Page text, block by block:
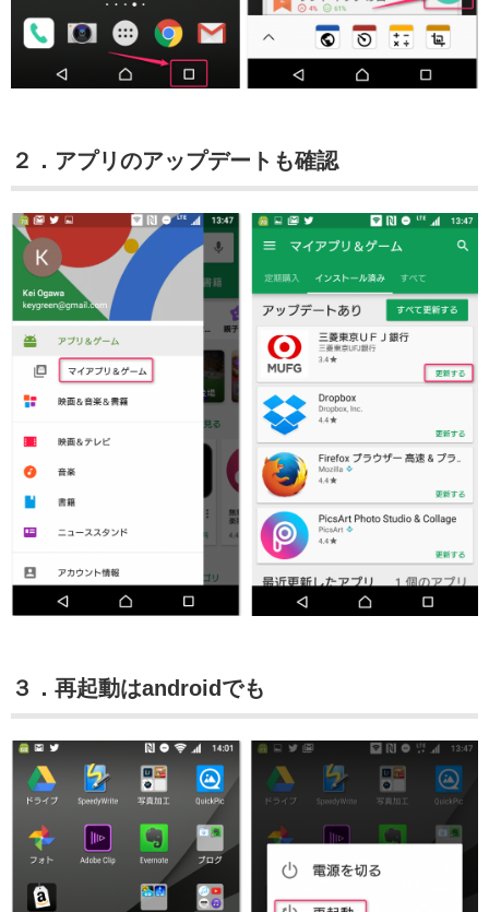
２．アプリのアップデートも確認
３．再起動はandroidでも